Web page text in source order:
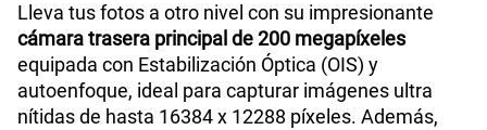
Lleva tus fotos a otro nivel con su impresionante
cámara trasera principal de 200 megapíxeles
equipada con Estabilización Óptica (OIS) y
autoenfoque, ideal para capturar imágenes ultra
nítidas de hasta 16384 x 12288 píxeles. Además,